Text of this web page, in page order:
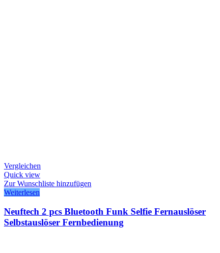
Vergleichen
Quick view
Zur Wunschliste hinzufügen
Weiterlesen
Neuftech 2 pcs Bluetooth Funk Selfie Fernauslöser
Selbstauslöser Fernbedienung